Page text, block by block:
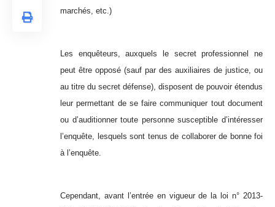
marchés, etc.)
Les enquêteurs, auxquels le secret professionnel ne
peut être opposé (sauf par des auxiliaires de justice, ou
au titre du secret défense), disposent de pouvoir étendus
leur permettant de se faire communiquer tout document
ou d’auditionner toute personne susceptible d’intéresser
l’enquête, lesquels sont tenus de collaborer de bonne foi
à l’enquête.
Cependant, avant l’entrée en vigueur de la loi n° 2013-